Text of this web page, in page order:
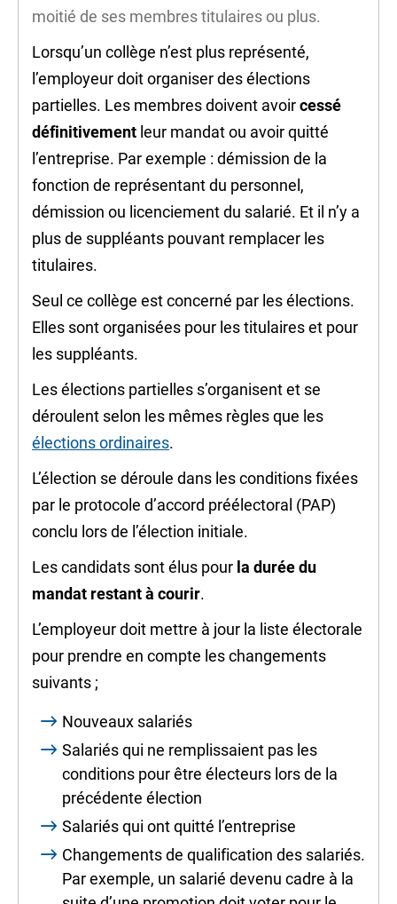
moitié de ses membres titulaires ou plus.
Lorsqu’un collège n’est plus représenté,
l’employeur doit organiser des élections
partielles. Les membres doivent avoircessé
définitivement leur mandat ou avoir quitté
l’entreprise. Par exemple : démission de la
fonction de représentant du personnel,
démission ou licenciement du salarié. Et il n’y a
plus de suppléants pouvant remplacer les
titulaires.
Seul ce collège est concerné par les élections.
Elles sont organisées pour les titulaires et pour
les suppléants.
Les élections partielles s’organisent et se
déroulent selon les mêmes règles que les
élections ordinaires.
L’élection se déroule dans les conditions fixées
par le protocole d’accord préélectoral (PAP)
conclu lors de l’élection initiale.
Les candidats sont élus pour la durée du
mandat restant à courir.
L’employeur doit mettre à jour la liste électorale
pour prendre en compte les changements
suivants ;
Nouveaux salariés
Salariés qui ne remplissaient pas les
conditions pour être électeurs lors de la
précédente élection
Salariés qui ont quitté l’entreprise
Changements de qualification des salariés.
Par exemple, un salarié devenu cadre à la